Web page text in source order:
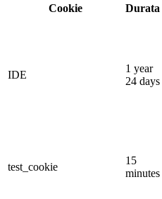
Cookie
Durata
IDE
1 year
24 days
test_cookie
15
minutes